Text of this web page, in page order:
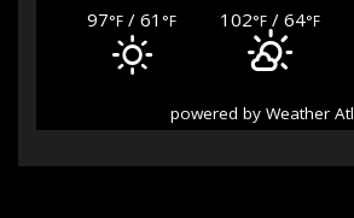
97°F / 61 °F 102°F / 64°F
powered by Weather